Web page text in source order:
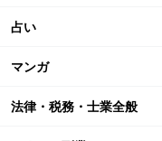
占い
マンガ
法律・税務・士業全般